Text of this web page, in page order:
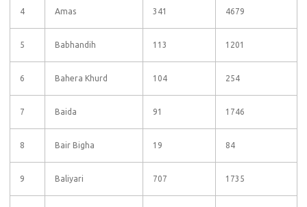
4 Amas 341 4679
5 Babhandih 113 1201
6 Bahera Khurd 104 254
7 Baida 91 1746
8 Bair Bigha 19 84
9 Baliyari 707 1735